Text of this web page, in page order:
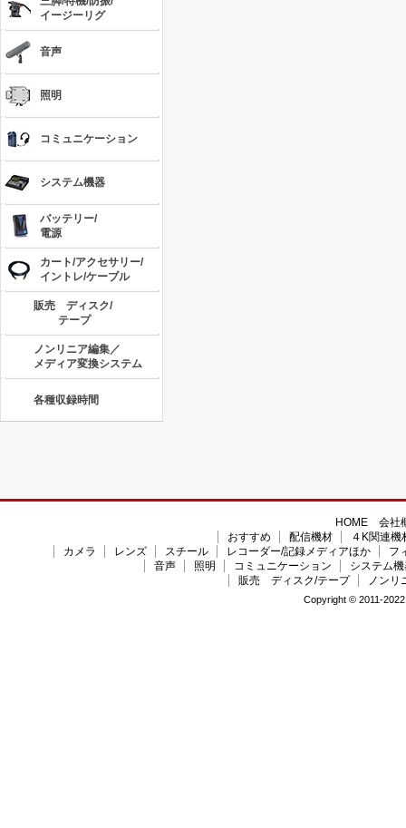
イージーリグ
音声
照明
コミュニケーション
システム機器
バッテリー/
電源
カート/アクセサリー/
イントレ/ケーブル
販売 ディスク/
テープ
ノンリニア編集／
メディア変換システム
各種収録時間
HOME
会社
おすすめ
配信機材
４K関連機
カメラ
レンズ スチール レコーダー/記録メディアほか
フ
音声
照明 コミュニケーション
システム
販売 ディスク/テープ
ノンリ
Copyright © 2011-